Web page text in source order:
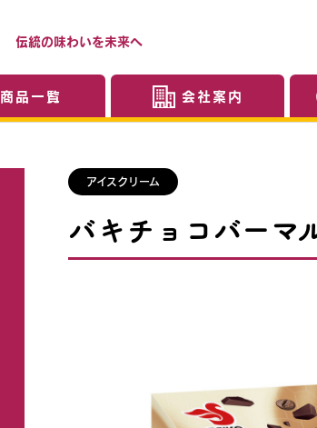
伝統の味わいを未来へ
商品一覧 会社案内
アイスクリーム
バキチョコバーマ